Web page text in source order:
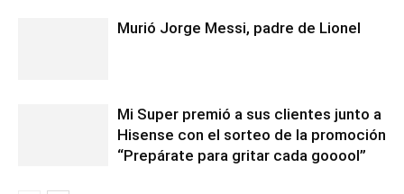
Murió Jorge Messi, padre de Lionel
Mi Super premió a sus clientes junto a
Hisense con el sorteo de la promoción
“Prepárate para gritar cada gooool”